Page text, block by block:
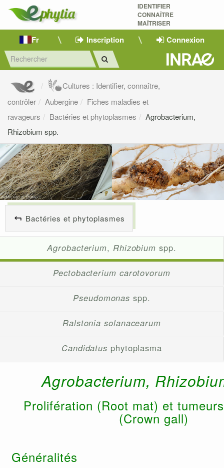
IDENTIFIER
CONNAÎTRE
MAÎTRISER
Fr Inscription Connexion
Cultures : Identifier, connaître,
contrôler
Aubergine
Fiches maladies et
ravageurs
Bactéries et phytoplasmes
Agrobacterium,
Rhizobium spp.
Bactéries et phytoplasmes
Agrobacterium, Rhizobium spp.
Pectobacterium carotovorum
Pseudomonas spp.
Ralstonia solanacearum
Candidatus phytoplasma
Agrobacterium,
Prolifération (Root mat) et
(Crown gall)
Généralités